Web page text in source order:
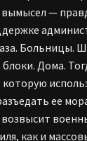
вымысел —
Больницы.
Дома.
ее
как и